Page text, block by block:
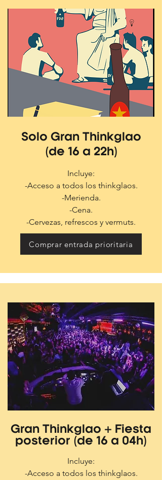
Solo Gran Thinkglao
(de 16 a 22h)
Incluye:
-Acceso a todos los thinkglaos.
-Merienda.
-Cena.
-Cervezas, refrescos y vermuts.
Comprar entrada prioritaria
Gran Thinkglao + Fiesta
posterior (de 16 a 04h)
Incluye:
-Acceso a todos los thinkglaos.